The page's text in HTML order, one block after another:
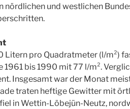
nördlichen und westlichen
Litern pro Quadratmeter (l/m²)
bis 1990 mit 77 l/m².
Insgesamt war der Monat
traten heftige Gewitter mit
in Wettin-Löbejün-Neutz,